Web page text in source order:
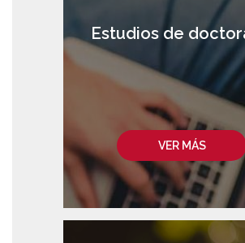
VER MÁS
Estudios de